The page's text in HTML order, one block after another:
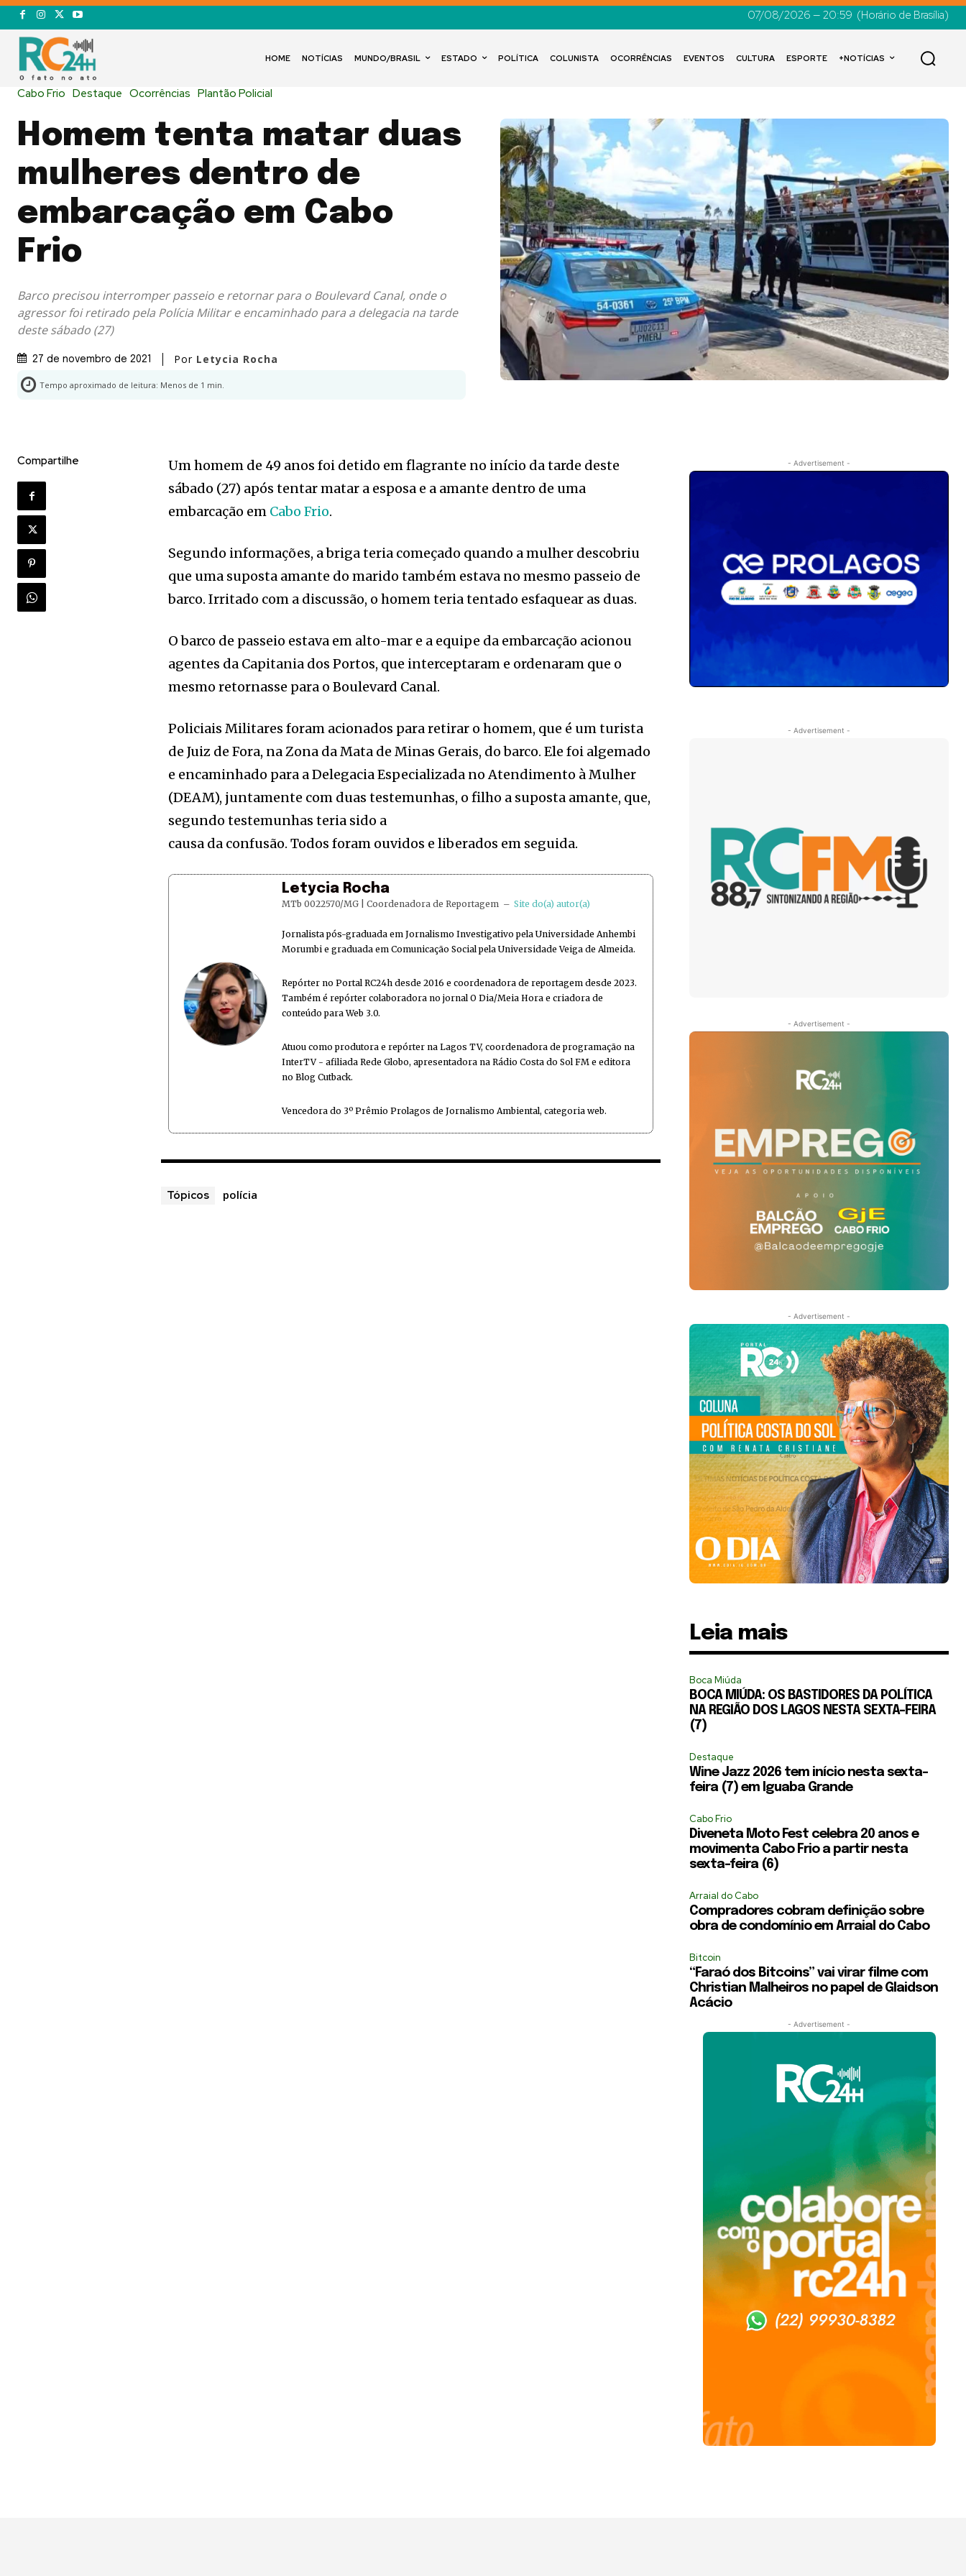
07/08/2026 — 20:59 (Horário de Brasília)
HOME NOTÍCIAS MUNDO/BRASIL ESTADO POLÍTICA COLUNISTA OCORRÊNCIAS EVENTOS CULTURA ESPORTE +NOTÍCIAS
Cabo Frio Destaque Ocorrências Plantão Policial
Homem tenta matar duas
mulheres dentro de
embarcação em Cabo
Frio
Barco precisou interromper passeio e retornar para o Boulevard Canal, onde o
agressor foi retirado pela Polícia Militar e encaminhado para a delegacia na tarde
deste sábado (27)
27 de novembro de 2021 Por Letycia Rocha
Tempo aproximado de leitura: Menos de 1 min.
Compartilhe
Um homem de 49 anos foi detido em flagrante no início da tarde deste
sábado (27) após tentar matar a esposa e a amante dentro de uma
embarcação em Cabo Frio.
Segundo informações, a briga teria começado quando a mulher descobriu
que uma suposta amante do marido também estava no mesmo passeio de
barco. Irritado com a discussão, o homem teria tentado esfaquear as duas.
O barco de passeio estava em alto-mar e a equipe da embarcação acionou
agentes da Capitania dos Portos, que interceptaram e ordenaram que o
mesmo retornasse para o Boulevard Canal.
Policiais Militares foram acionados para retirar o homem, que é um turista
de Juiz de Fora, na Zona da Mata de Minas Gerais, do barco. Ele foi algemado
e encaminhado para a Delegacia Especializada no Atendimento à Mulher
(DEAM), juntamente com duas testemunhas, o filho a suposta amante, que,
segundo testemunhas teria sido a
causa da confusão. Todos foram ouvidos e liberados em seguida.
Letycia Rocha
MTb 0022570/MG | Coordenadora de Reportagem – Site do(a) autor(a)
Jornalista pós-graduada em Jornalismo Investigativo pela Universidade Anhembi
Morumbi e graduada em Comunicação Social pela Universidade Veiga de Almeida.
Repórter no Portal RC24h desde 2016 e coordenadora de reportagem desde 2023.
Também é repórter colaboradora no jornal O Dia/Meia Hora e criadora de
conteúdo para Web 3.0.
Atuou como produtora e repórter na Lagos TV, coordenadora de programação na
InterTV - afiliada Rede Globo, apresentadora na Rádio Costa do Sol FM e editora
no Blog Cutback.
Vencedora do 3º Prêmio Prolagos de Jornalismo Ambiental, categoria web.
Tópicos polícia
- Advertisement -
- Advertisement -
- Advertisement -
- Advertisement -
Leia mais
Boca Miúda
BOCA MIÚDA: OS BASTIDORES DA POLÍTICA
NA REGIÃO DOS LAGOS NESTA SEXTA-FEIRA
(7)
Destaque
Wine Jazz 2026 tem início nesta sexta-
feira (7) em Iguaba Grande
Cabo Frio
Diveneta Moto Fest celebra 20 anos e
movimenta Cabo Frio a partir nesta
sexta-feira (6)
Arraial do Cabo
Compradores cobram definição sobre
obra de condomínio em Arraial do Cabo
Bitcoin
“Faraó dos Bitcoins” vai virar filme com
Christian Malheiros no papel de Glaidson
Acácio
- Advertisement -